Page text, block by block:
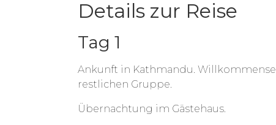
Details zur Reise
Tag 1
Ankunft in Kathmandu.
restlichen Gruppe.
Übernachtung im Gästehaus.